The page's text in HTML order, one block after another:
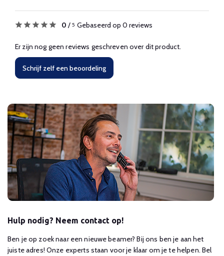
0 / 5 Gebaseerd op 0 reviews
Er zijn nog geen reviews geschreven over dit product.
Schrijf zelf een beoordeling
Hulp nodig? Neem contact op!
Ben je op zoek naar een nieuwe beamer? Bij ons ben je aan het
juiste adres! Onze experts staan voor je klaar om je te helpen. Bel